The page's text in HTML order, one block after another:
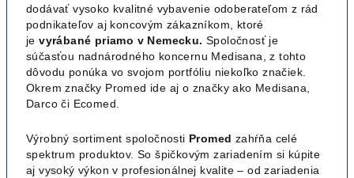
dodávať vysoko kvalitné vybavenie odoberateľom z rád
podnikateľov aj koncovým zákazníkom, ktoré
je vyrábané priamo v Nemecku. Spoločnosť je
súčasťou nadnárodného koncernu Medisana, z tohto
dôvodu ponúka vo svojom portfóliu niekoľko značiek.
Okrem značky Promed ide aj o značky ako Medisana,
Darco či Ecomed.
Výrobný sortiment spoločnosti Promed zahŕňa celé
spektrum produktov. So špičkovým zariadením si kúpite
aj vysoký výkon v profesionálnej kvalite – od zariadenia